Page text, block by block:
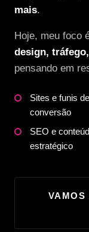
mais.
Hoje, meu foco
design,
pensando em
Sites e funis
conversão
SEO e
estratégico
VAMOS